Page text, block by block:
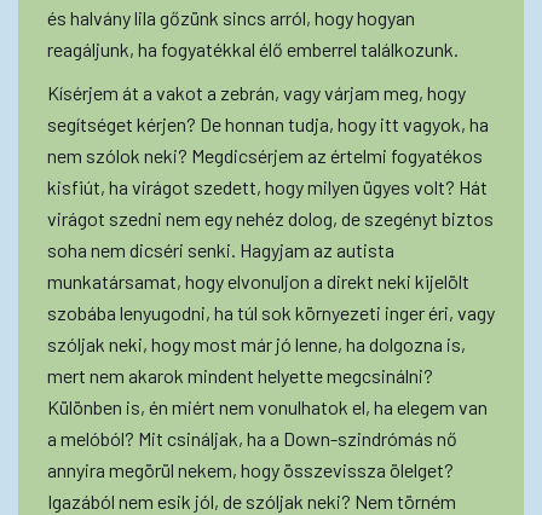
és halvány lila gőzünk sincs arról, hogy hogyan
reagáljunk, ha fogyatékkal élő emberrel találkozunk.
Kísérjem át a vakot a zebrán, vagy várjam meg, hogy
segítséget kérjen? De honnan tudja, hogy itt vagyok, ha
nem szólok neki? Megdicsérjem az értelmi fogyatékos
kisfiút, ha virágot szedett, hogy milyen ügyes volt? Hát
virágot szedni nem egy nehéz dolog, de szegényt biztos
soha nem dicséri senki. Hagyjam az autista
munkatársamat, hogy elvonuljon a direkt neki kijelölt
szobába lenyugodni, ha túl sok környezeti inger éri, vagy
szóljak neki, hogy most már jó lenne, ha dolgozna is,
mert nem akarok mindent helyette megcsinálni?
Különben is, én miért nem vonulhatok el, ha elegem van
a melóból? Mit csináljak, ha a Down-szindrómás nő
annyira megörül nekem, hogy összevissza ölelget?
Igazából nem esik jól, de szóljak neki? Nem törném